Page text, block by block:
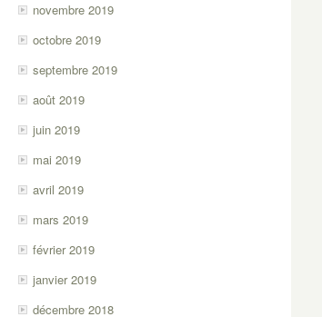
novembre 2019
octobre 2019
septembre 2019
août 2019
juin 2019
mai 2019
avril 2019
mars 2019
février 2019
janvier 2019
décembre 2018